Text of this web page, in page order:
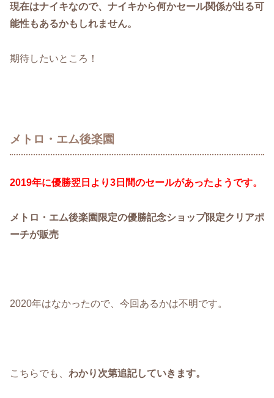
現在はナイキなので、ナイキから何かセール関係が出る可
能性もあるかもしれません。
期待したいところ！
メトロ・エム後楽園
2019年に優勝翌日より3日間のセールがあったようです。
メトロ・エム後楽園限定の優勝記念ショップ限定クリアポ
ーチが販売
2020年はなかったので、今回あるかは不明です。
こちらでも、 わかり次第追記していきます。